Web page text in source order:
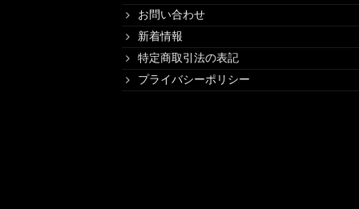
お問い合わせ
新着情報
特定商取引法の表記
プライバシーポリシー